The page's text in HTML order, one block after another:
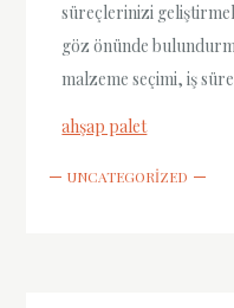
süreçlerinizi
göz önünde
malzeme seçimi, iş
ahşap palet
UNCATEGORIZED